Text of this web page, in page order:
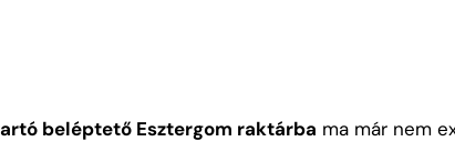
beléptető Esztergom raktárba ma már nem